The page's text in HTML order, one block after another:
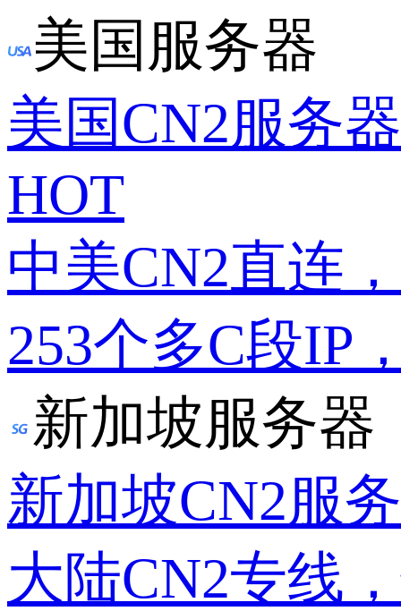
美国服务器
美国CN2服务器
HOT
中美CN2直连
253个多C段IP
新加坡服务器
新加坡CN2服
大陆CN2专线